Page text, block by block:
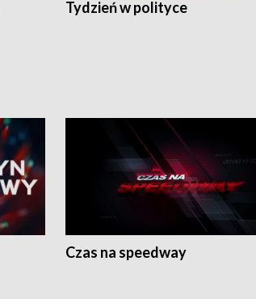
Tydzień w polityce
Czas na speedway